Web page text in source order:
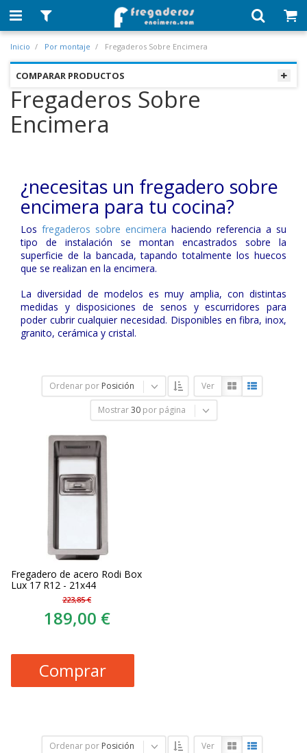
Inicio Por montaje Fregaderos Sobre Encimera
COMPARAR PRODUCTOS
Fregaderos Sobre
Encimera
¿necesitas un fregadero sobre
encimera para tu cocina?
Los fregaderos sobre encimera haciendo referencia a su
tipo de instalación se montan encastrados sobre la
superficie de la bancada, tapando totalmente los huecos
que se realizan en la encimera.
La diversidad de modelos es muy amplia, con distintas
medidas y disposiciones de senos y escurridores para
poder cubrir cualquier necesidad. Disponibles en fibra, inox,
granito, cerámica y cristal.
Ordenar por Posición Ver
Mostrar 30 por página
Fregadero de acero Rodi Box
Lux 17 R12 - 21x44
223,85 €
189,00 €
Comprar
Ordenar por Posición Ver